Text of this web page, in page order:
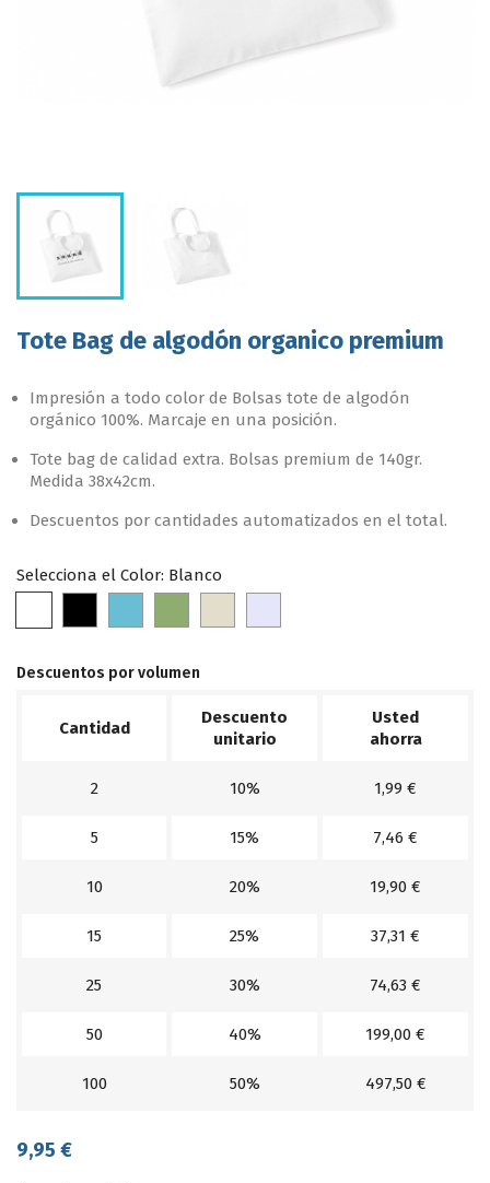
Tote Bag de algodón organico premium
Impresión a todo color de Bolsas tote de algodón
orgánico 100%. Marcaje en una posición.
Tote bag de calidad extra. Bolsas premium de 140gr.
Medida 38x42cm.
Descuentos por cantidades automatizados en el total.
Selecciona el Color: Blanco
Descuentos por volumen
Cantidad
Descuento
unitario
Usted
ahorra
2 10% 1,99 €
5 15% 7,46 €
10 20% 19,90 €
15 25% 37,31 €
25 30% 74,63 €
50 40% 199,00 €
100 50% 497,50 €
9,95 €